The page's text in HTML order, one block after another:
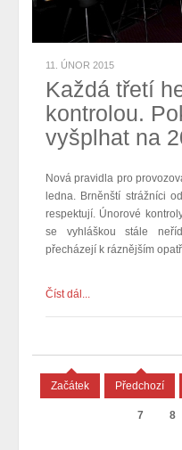
11. ÚNOR 2015
Každá třetí
kontrolou.
vyšplhat na
Nová pravidla pro
ledna. Brněnští strážníci
respektují. Únorové
se vyhláškou stále
přecházejí k ráznějším
Číst dál...
Začátek Předchozí
7 8